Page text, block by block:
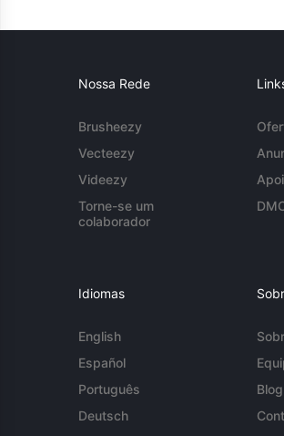
Nossa Rede
Brusheezy
Vecteezy
Videezy
Torne-se um
colaborador
Idiomas
English
Español
Português
Deutsch